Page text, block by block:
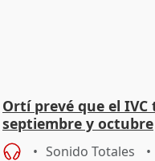
Ortí prevé que el
septiembre y octubre
Sonido Totales